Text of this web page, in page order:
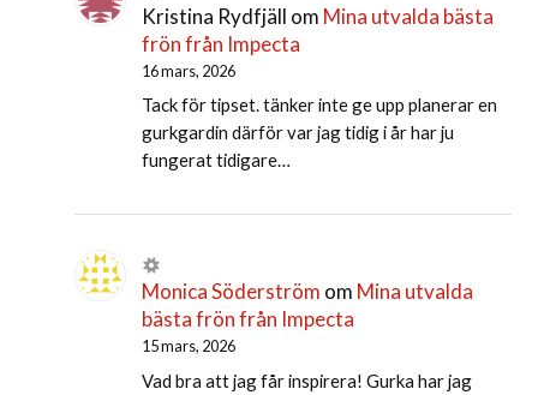
Kristina Rydfjäll om Mina utvalda bästa
frön från Impecta
16 mars, 2026
Tack för tipset. tänker inte ge upp planerar en
gurkgardin därför var jag tidig i år har ju
fungerat tidigare…
Monica Söderström om Mina utvalda
bästa frön från Impecta
15 mars, 2026
Vad bra att jag får inspirera! Gurka har jag